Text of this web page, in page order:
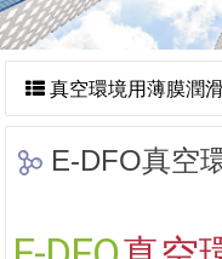
真空環境用薄膜潤
E-DFO真空